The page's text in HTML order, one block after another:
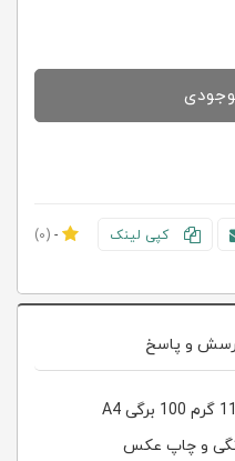
کپی لینک -
(0)
و پاسخ
و چاپ عکس